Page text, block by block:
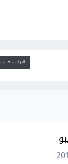
الترتيب حسب